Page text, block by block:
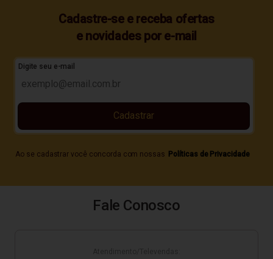
Cadastre-se e receba ofertas
e novidades por e-mail
Digite seu e-mail
Ao se cadastrar você concorda com nossas Políticas de Privacidade
Cadastrar
Fale Conosco